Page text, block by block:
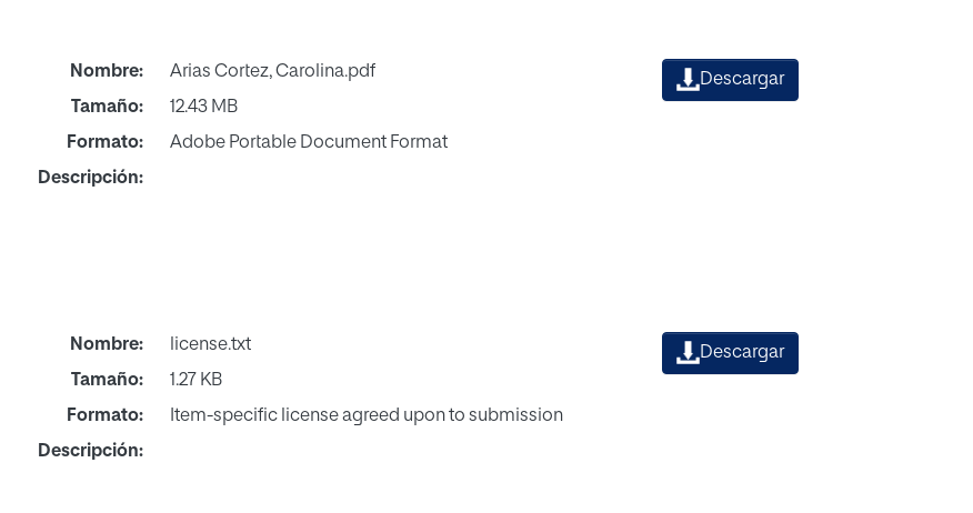
Nombre:
Arias Cortez, Carolina.pdf
Tamaño:
12.43 MB
Formato:
Adobe Portable Document Format
Descripción:
Descargar
Nombre:
license.txt
Tamaño:
1.27 KB
Formato:
Item-specific license agreed upon to submission
Descripción:
Descargar